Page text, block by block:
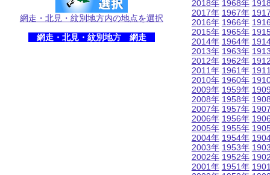
網走・北見・紋別地方内の地点を選択
網走・北見・紋別地方 網走
2018年
2017年
2016年
2015年
2014年
2013年
2012年
2011年
2010年
2009年
2008年
2007年
2006年
2005年
2004年
2003年
2002年
2001年
1968年
1967年
1966年
1965年
1964年
1963年
1962年
1961年
1960年
1959年
1958年
1957年
1956年
1955年
1954年
1953年
1952年
1951年